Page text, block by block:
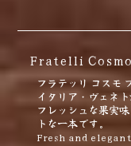
Fratelli
フラテッリ コスモ
イタリア・ヴェネ
フレッシュな果実
トな一本です。
Fresh and